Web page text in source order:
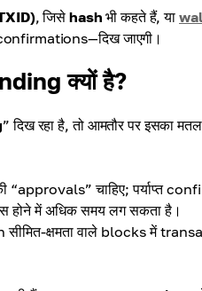
, जिसे hash भी कहते हैं, या
जाएगी।
क्यों है?
” दिख रहा है, तो आमतौर पर इसका
चाहिए; पर्याप्त
होने में अधिक समय लग सकता है।
क्षमता वाले blocks में